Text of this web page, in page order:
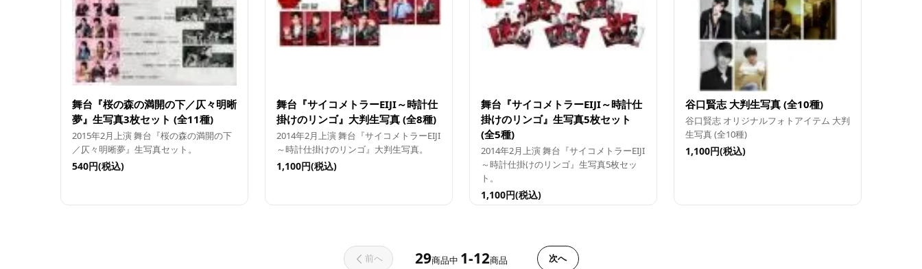
舞台『桜の森の満開の下／仄々明晰
夢』生写真3枚セット (全11種)
2015年2月上演 舞台『桜の森の満開の下
／仄々明晰夢』生写真セット。
540円(税込)
舞台『サイコメトラーEIJI～時計仕
掛けのリンゴ』大判生写真 (全8種)
2014年2月上演 舞台『サイコメトラーEIJI
～時計仕掛けのリンゴ』大判生写真。
1,100円(税込)
舞台『サイコメトラーEIJI～時計仕
掛けのリンゴ』生写真5枚セット
(全5種)
2014年2月上演 舞台『サイコメトラーEIJI
～時計仕掛けのリンゴ』生写真5枚セッ
ト。
1,100円(税込)
谷口賢志 大判生写真 (全10種)
谷口賢志 オリジナルフォトアイテム 大判
生写真 (全10種)
1,100円(税込)
前へ 29商品中 1-12商品 次へ